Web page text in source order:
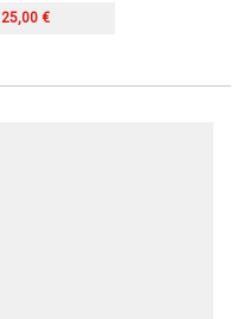
25,00 €